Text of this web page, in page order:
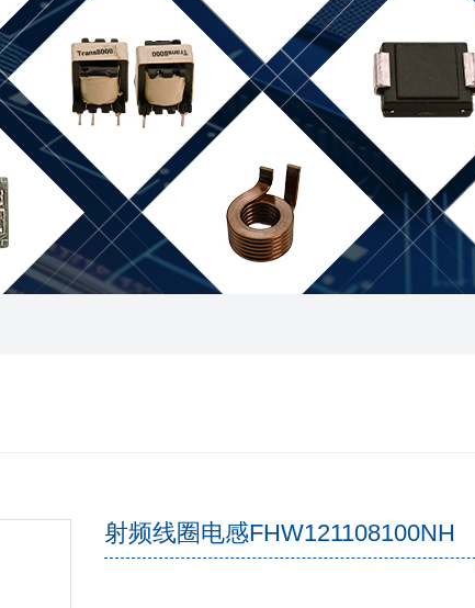
射频线圈电感FHW121108100NH